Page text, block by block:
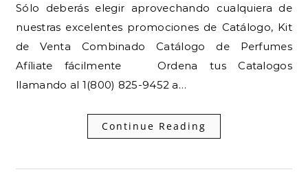
Sólo deberás elegir aprovechando cualquiera de
nuestras excelentes promociones de Catálogo, Kit
de Venta Combinado Catálogo de Perfumes
Afíliate fácilmente Ordena tus Catalogos
llamando al 1(800) 825-9452 a…
Continue Reading